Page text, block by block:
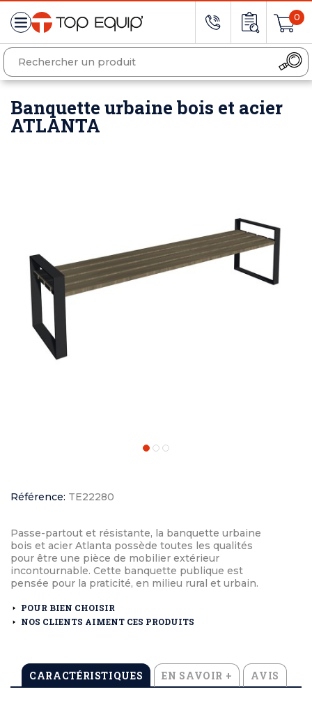
0
Banquette urbaine bois et acier
ATLANTA
Référence: TE22280
Passe-partout et résistante, la banquette urbaine
bois et acier Atlanta possède toutes les qualités
pour être une pièce de mobilier extérieur
incontournable. Cette banquette publique est
pensée pour la praticité, en milieu rural et urbain.
POUR BIEN CHOISIR
NOS CLIENTS AIMENT CES PRODUITS
CARACTÉRISTIQUES EN SAVOIR + AVIS